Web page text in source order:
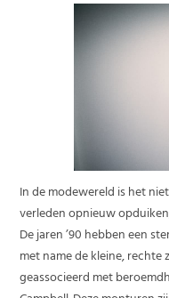
In de modewereld is het
verleden opnieuw
De jaren ’90 hebben een
met name de kleine,
geassocieerd met